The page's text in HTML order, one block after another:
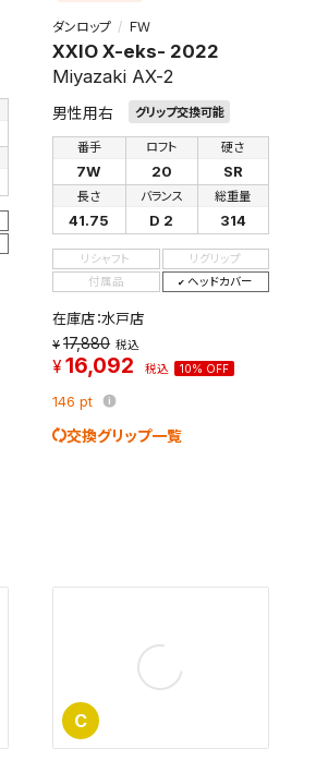
ダンロップ ＦＷ
XXIO X-eks- 2022
Miyazaki AX-2
男性用右 グリップ交換可能
番手
7W
ロフト
20
硬さ
SR
長さ
41.75
バランス
D 2
総重量
314
リシャフト
リグリップ
付属品
ヘッドカバー
在庫店：水戸店
17,880 税込
16,092 税込 10% OFF
146pt
交換グリップ一覧
C